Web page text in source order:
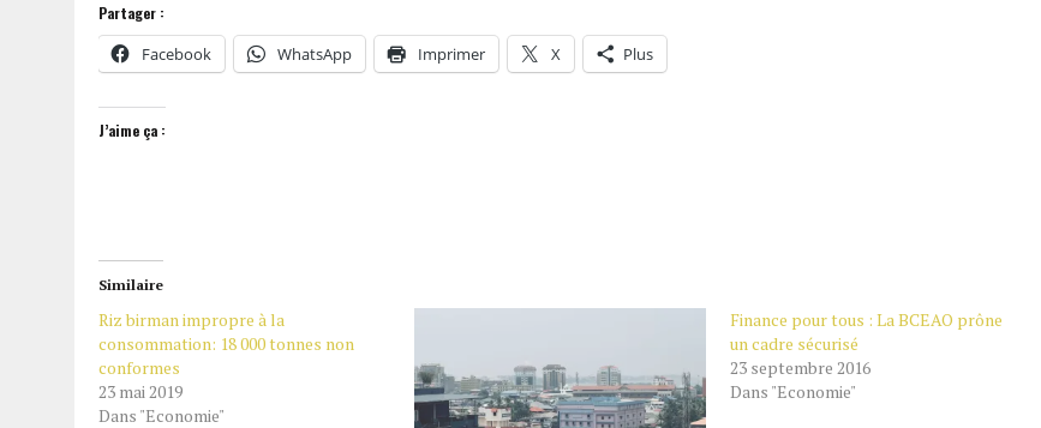
Partager :
Facebook WhatsApp Imprimer X Plus
J’aime ça :
Similaire
Riz birman impropre à la
consommation: 18 000 tonnes non
conformes
23 mai 2019
Dans "Economie"
Finance pour tous : La BCEAO prône
un cadre sécurisé
23 septembre 2016
Dans "Economie"